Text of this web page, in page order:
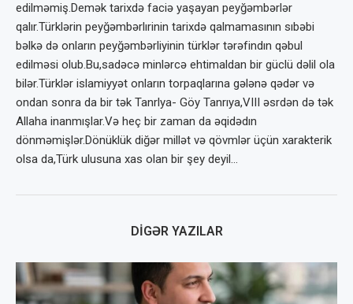
edilməmiş.Demək tarixdə faciə yaşayan peyğəmbərlər
qalır.Türklərin peyğəmbərlırinin tarixdə qalmamasının sıbəbi
bəlkə də onların peyğəmbərliyinin türklər tərəfindın qəbul
edilməsi olub.Bu,sadəcə minlərcə ehtimaldan bir güclü dəlil ola
bilər.Türklər islamiyyət onların torpaqlarına gələnə qədər və
ondan sonra da bir tək Tanrlya- Göy Tanrıya,VIII əsrdən də tək
Allaha inanmışlar.Və heç bir zaman da əqidədın
dönməmişlər.Dönüklük diğər millət və qövmlər üçün xarakterik
olsa da,Türk ulusuna xas olan bir şey deyil…
DIGƏR YAZILAR